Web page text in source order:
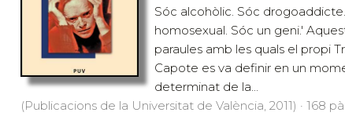
Sóc alcohòlic. Sóc
homosexual. Sóc un geni.'
paraules amb les quals el propi
Capote es va definir en un
determinat de la...
(Publicacions de la Universitat de València, 2011) · 168